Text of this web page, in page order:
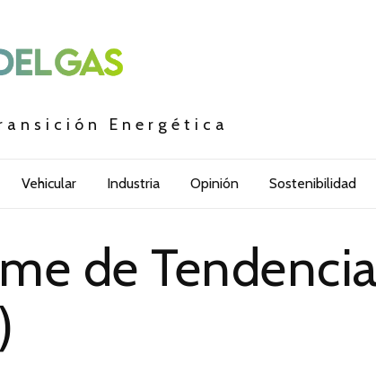
Energética
Vehicular Industria Opinión Sostenibilidad
de